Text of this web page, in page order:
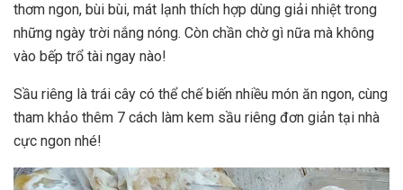
thơm ngon, bùi bùi, mát lạnh thích hợp dùng giải nhiệt trong
những ngày trời nắng nóng. Còn chần chờ gì nữa mà không
vào bếp trổ tài ngay nào!
Sầu riêng là trái cây có thể chế biến nhiều món ăn ngon, cùng
tham khảo thêm 7 cách làm kem sầu riêng đơn giản tại nhà
cực ngon nhé!